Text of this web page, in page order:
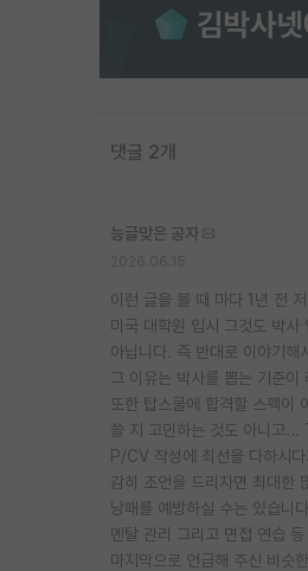
댓글 2개
능글맞은 공자
이런 글을 볼 때 마다 1년 전
미국 대학원 입시 그것도 박
아닙니다. 즉 반대로 이야기해
그 이유는 박사를 뽑는 기준
또한 탑스쿨에 합격할 스펙이
쓸 지 고민하는 것도 아니고
P/CV 작성에 최선을 다하시다
감히 조언을 드리자면 최대한
낭패를 예방하실 수는 있습니
멘탈 관리 그리고 면접 연습 등
마지막으로 언급해 주신 비